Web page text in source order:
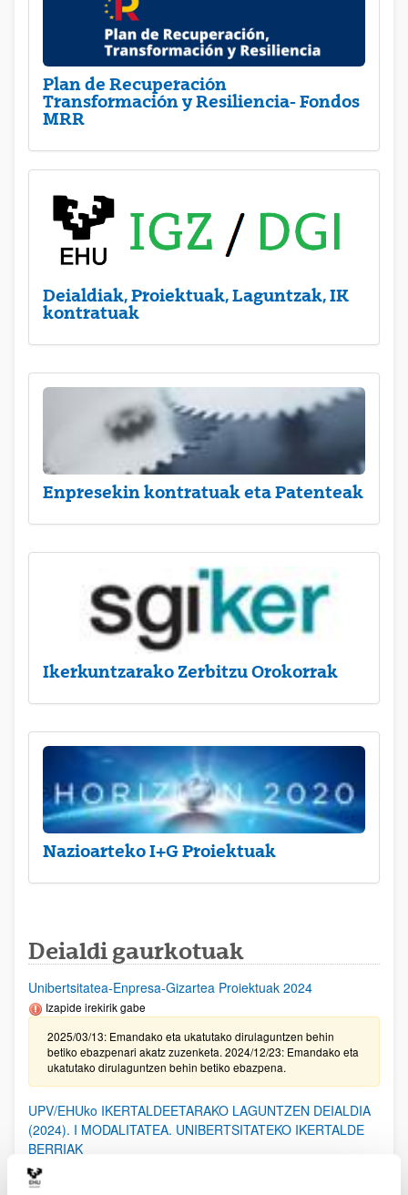
Plan de Recuperación
Transformación y Resiliencia- Fondos
MRR
Deialdiak, Proiektuak, Laguntzak, IK
kontratuak
Enpresekin kontratuak eta Patenteak
Ikerkuntzarako Zerbitzu Orokorrak
Nazioarteko I+G Proiektuak
Deialdi gaurkotuak
Unibertsitatea-Enpresa-Gizartea Proiektuak 2024
Izapide irekirik gabe
2025/03/13: Emandako eta ukatutako dirulaguntzen behin
betiko ebazpenari akatz zuzenketa. 2024/12/23: Emandako eta
ukatutako dirulaguntzen behin betiko ebazpena.
UPV/EHUko IKERTALDEETARAKO LAGUNTZEN DEIALDIA
(2024). I MODALITATEA. UNIBERTSITATEKO IKERTALDE
BERRIAK